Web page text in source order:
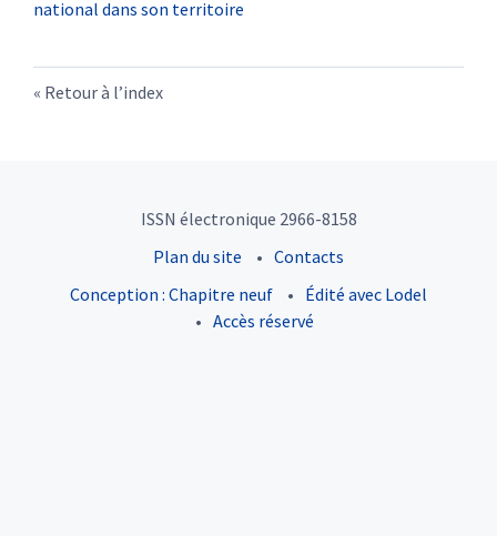
national dans son territoire
Retour à l’index
ISSN électronique 2966-8158
Plan du site
Contacts
Conception : Chapitre neuf
Édité avec Lodel
Accès réservé